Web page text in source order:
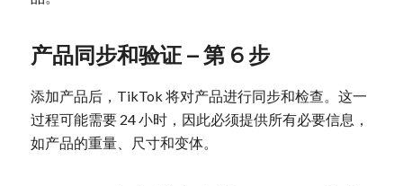
产品同步和验证 – 第 6 步
添加产品后，TikTok 将对产品进行同步和检查。这一
过程可能需要 24 小时，因此必须提供所有必要信息，
如产品的重量、尺寸和变体。